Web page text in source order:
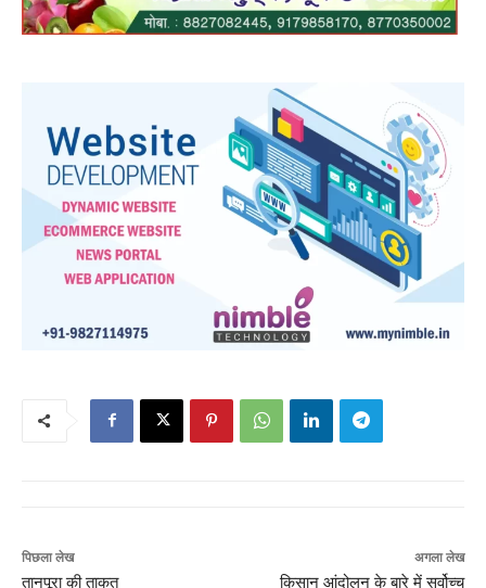
पिछला लेख
तानपूरा की ताकत
अगला लेख
किसान आंदोलन के बारे में सर्वोच्च